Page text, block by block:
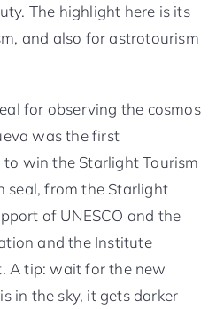
The highlight here is its
and also for astrotourism
for observing the cosmos
was the first
win the Starlight Tourism
seal, from the Starlight
of UNESCO and the
and the Institute
A tip: wait for the new
in the sky, it gets darker